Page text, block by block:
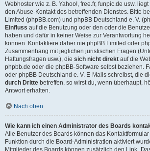
Webhoster wie z. B. Yahoo!, free.fr, funpic.de usw.
den Abuse-Kontakt des betreffenden Dienstes. Bitte
Limited (phpBB.com) und phpBB Deutschland e. V.
Einfluss auf die Benutzung oder den oder die
haben und dafür in keiner Weise zur Verantwortung
können. Kontaktiere daher nie phpBB Limited oder
Zusammenhang mit jeglichen juristischen Fragen
Haftungsfragen usw.), die sich nicht direkt auf die
phpbb.de oder die phpBB-Software selbst beziehen.
oder phpBB Deutschland e. V. E-Mails schreibst, die
durch Dritte betreffen, so wirst du, wenn überhaupt,
Antwort erhalten.
Nach oben
Wie kann ich einen Administrator des Boards
Alle Benutzer des Boards können das
Funktion durch die Board-Administration aktiviert
Mitglieder des Boards können zusätzlich den Link